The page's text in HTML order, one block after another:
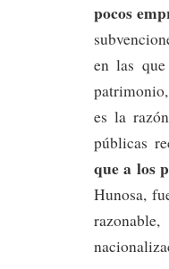
pocos
en las
es la
públicas
que a los
Hunosa,